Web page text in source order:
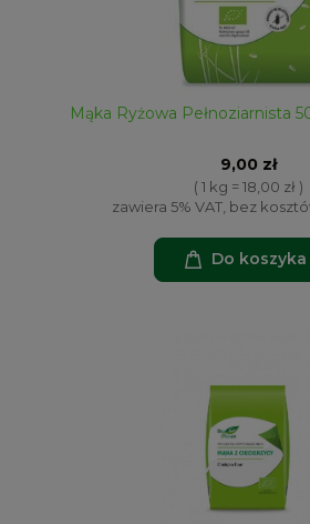
Mąka Ryżowa Pełnoziarnista
9,00 zł
( 1 kg = 18,00 zł )
zawiera 5% VAT, bez
Do koszyka